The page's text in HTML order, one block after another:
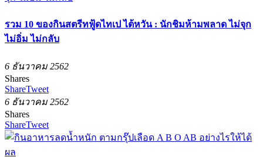
รวม 10 ของกินสตรีทฟู้ดไทเป ไต้หวัน : นักชิมห้ามพลาด ไม่จุก
ไม่อิ่ม ไม่กลับ
6 ธันวาคม 2562
Shares
ShareTweet
6 ธันวาคม 2562
Shares
ShareTweet